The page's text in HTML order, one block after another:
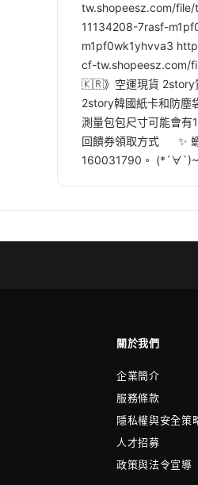
tw.shopeesz.com/
11134208-7rasf-
m1pf0wk1yhvva3
cf-tw.shopeesz.com/
🇰🇷》空運現貨 2story
2story韓國紙卡和防塵
測量包包尺寸可能會
回饋券領取方式 ✨ 蝦
160031790。
關於我們
企業簡介
服務條款
隱私權與安全策
人才招募
政策與法令宣導